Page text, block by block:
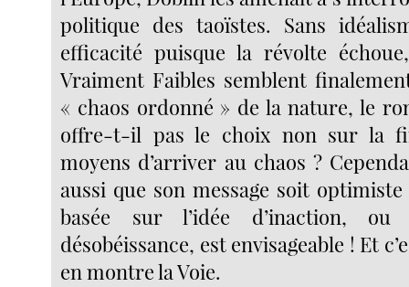
politique des taoïstes. Sans
efficacité puisque la révolte
Vraiment Faibles semblent
« chaos ordonné » de la nature, le
offre-t-il pas le choix non sur la
moyens d’arriver au chaos ?
aussi que son message soit
basée sur l’idée d’inaction,
désobéissance, est envisageable ! Et
en montre la Voie.